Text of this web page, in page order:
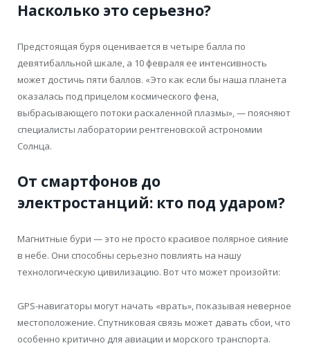
Насколько это серьезно?
Предстоящая буря оценивается в четыре балла по
девятибалльной шкале, а 10 февраля ее интенсивность
может достичь пяти баллов. «Это как если бы наша планета
оказалась под прицелом космического фена,
выбрасывающего потоки раскаленной плазмы», — поясняют
специалисты лаборатории рентгеновской астрономии
Солнца.
От смартфонов до
электростанций: кто под ударом?
Магнитные бури — это не просто красивое полярное сияние
в небе. Они способны серьезно повлиять на нашу
технологическую цивилизацию. Вот что может произойти:
GPS-навигаторы могут начать «врать», показывая неверное
местоположение. Спутниковая связь может давать сбои, что
особенно критично для авиации и морского транспорта.